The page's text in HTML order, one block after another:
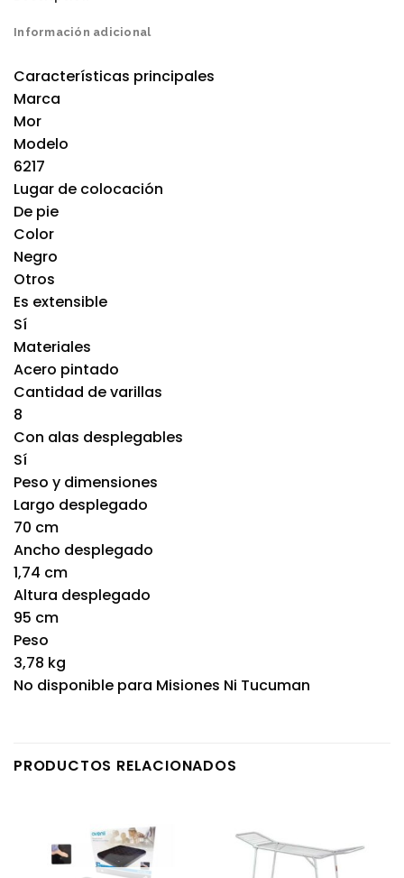
Información adicional
Características principales
Marca
Mor
Modelo
6217
Lugar de colocación
De pie
Color
Negro
Otros
Es extensible
Sí
Materiales
Acero pintado
Cantidad de varillas
8
Con alas desplegables
Sí
Peso y dimensiones
Largo desplegado
70 cm
Ancho desplegado
1,74 cm
Altura desplegado
95 cm
Peso
3,78 kg
No disponible para Misiones Ni Tucuman
PRODUCTOS RELACIONADOS